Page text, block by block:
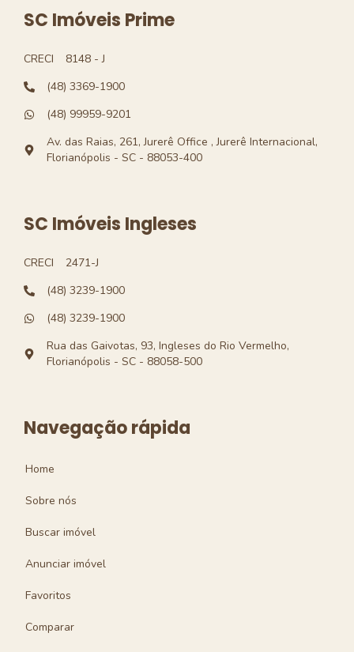
SC Imóveis Prime
CRECI
8148 - J
(48) 3369-1900
(48) 99959-9201
Av. das Raias, 261, Jurerê Office , Jurerê Internacional,
Florianópolis - SC - 88053-400
SC Imóveis Ingleses
CRECI
2471-J
(48) 3239-1900
(48) 3239-1900
Rua das Gaivotas, 93, Ingleses do Rio Vermelho,
Florianópolis - SC - 88058-500
Navegação rápida
Home
Sobre nós
Buscar imóvel
Anunciar imóvel
Favoritos
Comparar